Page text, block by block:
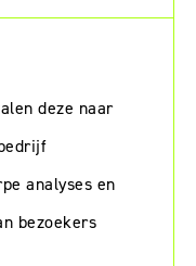
deze naar
analyses en
bezoekers